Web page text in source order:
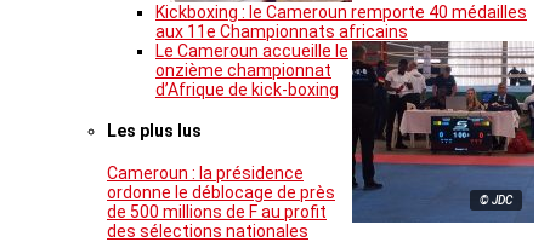
Kickboxing : le Cameroun remporte 40 médailles
aux 11e Championnats africains
© JDC
Le Cameroun accueille le
onzième championnat
d’Afrique de kick-boxing
Les plus lus
Cameroun : la présidence
ordonne le déblocage de près
de 500 millions de F au profit
des sélections nationales